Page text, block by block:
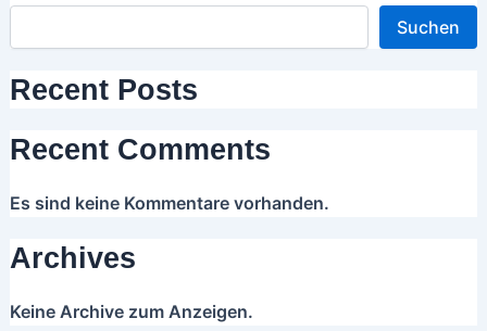
Suchen
Recent Posts
Recent Comments
Es sind keine Kommentare vorhanden.
Archives
Keine Archive zum Anzeigen.